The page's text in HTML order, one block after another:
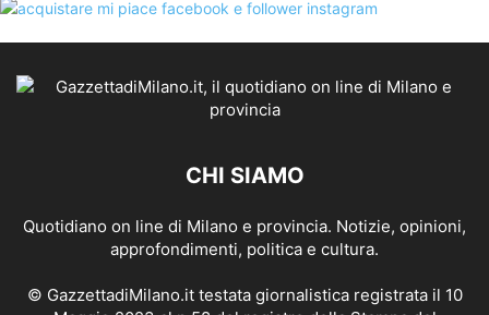
CHI SIAMO
Quotidiano on line di Milano e provincia. Notizie, opinioni,
approfondimenti, politica e cultura.
© GazzettadiMilano.it testata giornalistica registrata il 10